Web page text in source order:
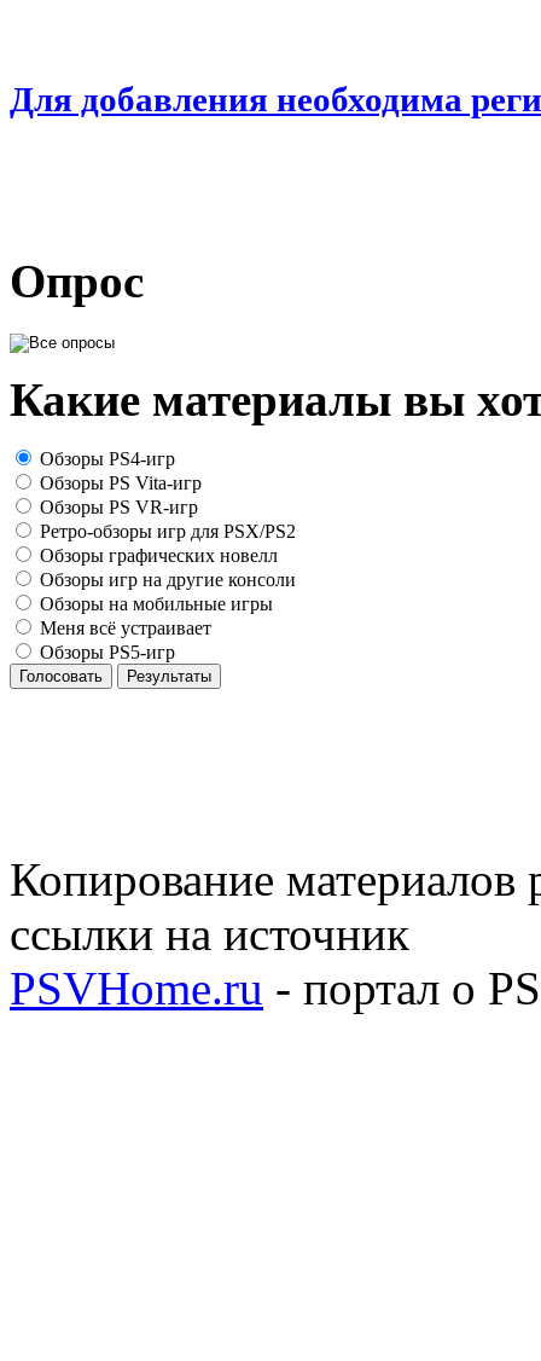
Для добавления необходима
Опрос
Какие материалы вы
Обзоры PS4-игр
Обзоры PS Vita-игр
Обзоры PS VR-игр
Ретро-обзоры игр для PSX/PS2
Обзоры графических новелл
Обзоры игр на другие консоли
Обзоры на мобильные игры
Меня всё устраивает
Обзоры PS5-игр
Голосовать Результаты
Копирование материалов
ссылки на источник
PSVHome.ru - портал о